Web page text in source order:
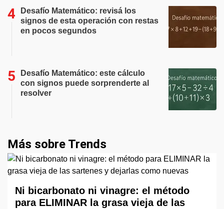
Desafío Matemático: revisá los
signos de esta operación con restas
en pocos segundos
Desafío Matemático: este cálculo
con signos puede sorprenderte al
resolver
Más sobre Trends
Ni bicarbonato ni vinagre: el método
para ELIMINAR la grasa vieja de las